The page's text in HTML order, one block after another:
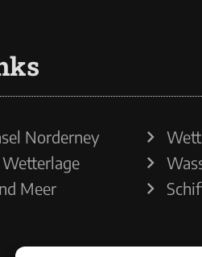
Norderney
Meer